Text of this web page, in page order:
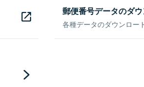
郵便番号データのダ
各種データのダウンロー